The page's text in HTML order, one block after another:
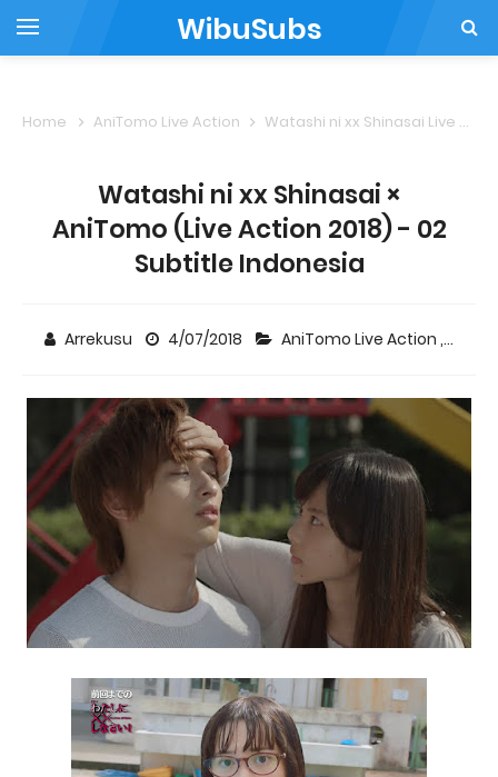
WibuSubs
Home AniTomo Live Action Watashi ni xx Shinasai Live Action
Watashi ni xx Shinasai ×
AniTomo (Live Action 2018) - 02
Subtitle Indonesia
Arrekusu 4/07/2018 AniTomo Live Action ,